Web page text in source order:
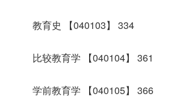
教育史 【040103】 334
比较教育学 【040104】 361
学前教育学 【040105】 366